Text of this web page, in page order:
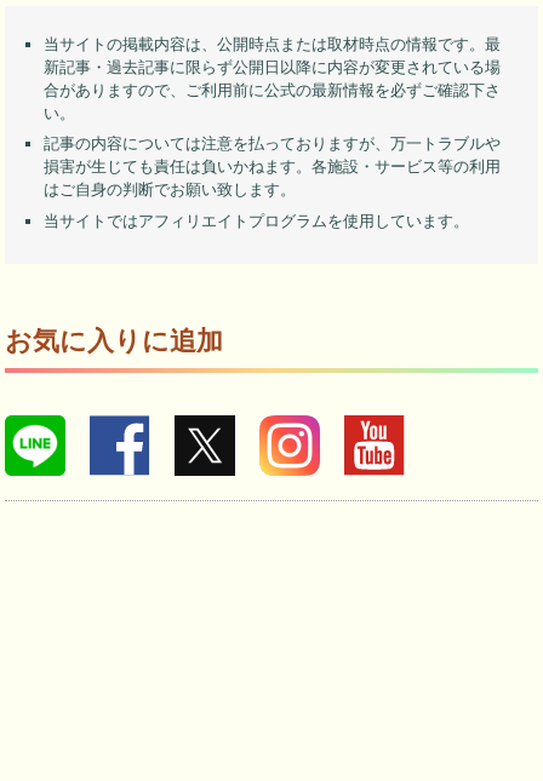
当サイトの掲載内容は、公開時点または取材時点の情報です。最
新記事・過去記事に限らず公開日以降に内容が変更されている場
合がありますので、ご利用前に公式の最新情報を必ずご確認下さ
い。
記事の内容については注意を払っておりますが、万一トラブルや
損害が生じても責任は負いかねます。各施設・サービス等の利用
はご自身の判断でお願い致します。
当サイトではアフィリエイトプログラムを使用しています。
お気に入りに追加